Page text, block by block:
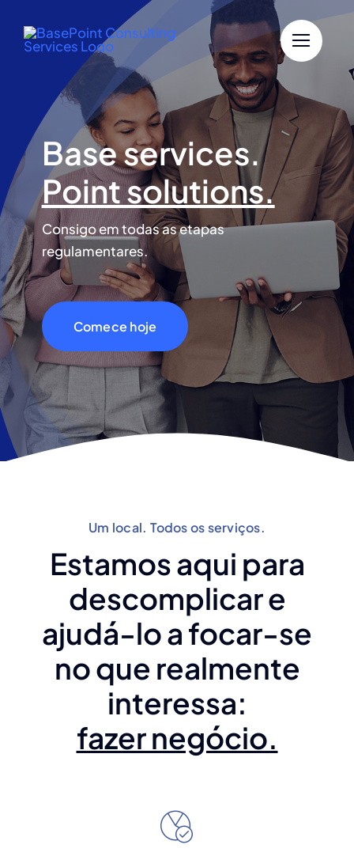
content
Base services.
Point solutions.
Consigo em todas as etapas
regulamentares.
Comece hoje
Um local. Todos os serviços.
Estamos aqui para
descomplicar e
ajudá-lo a focar-se
no que realmente
interessa:
fazer negócio.